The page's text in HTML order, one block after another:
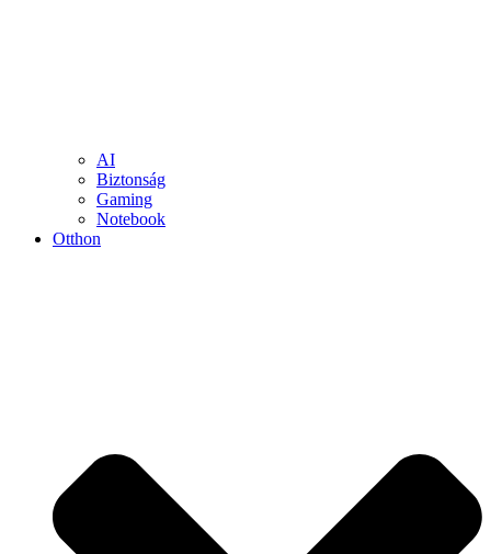
AI
Biztonság
Gaming
Notebook
Otthon